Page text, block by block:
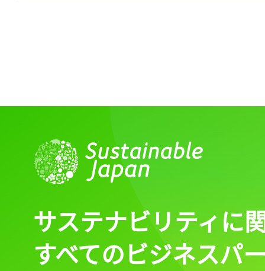
サステナビリティに
すべてのビジネスパ